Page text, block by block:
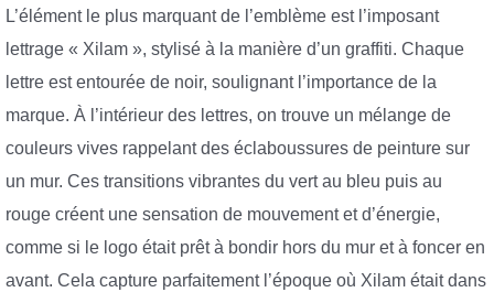
L’élément le plus marquant de l’emblème est l’imposant
lettrage « Xilam », stylisé à la manière d’un graffiti. Chaque
lettre est entourée de noir, soulignant l’importance de la
marque. À l’intérieur des lettres, on trouve un mélange de
couleurs vives rappelant des éclaboussures de peinture sur
un mur. Ces transitions vibrantes du vert au bleu puis au
rouge créent une sensation de mouvement et d’énergie,
comme si le logo était prêt à bondir hors du mur et à foncer en
avant. Cela capture parfaitement l’époque où Xilam était dans